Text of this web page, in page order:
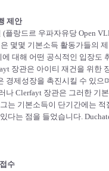
제안
플랑드르 우파자유당 Open
몇몇 기본소득 활동가들의
대해 어떤 공식적인 입장도
장관은 아이티 재건을 위한
경제성장을 촉진시킬 수 있
나 Clerfayt 장관은 그러한 기
는 기본소득이 단기간에는
다는 점을 들었습니다.
수